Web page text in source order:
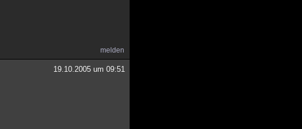
melden
19.10.2005 um 09:51